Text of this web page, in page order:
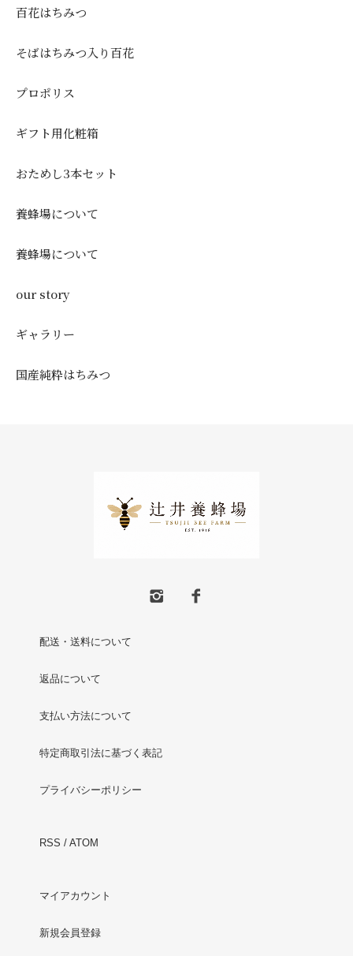
百花はちみつ
そばはちみつ入り百花
プロポリス
ギフト用化粧箱
おためし3本セット
養蜂場について
養蜂場について
our story
ギャラリー
国産純粋はちみつ
配送・送料について
返品について
支払い方法について
特定商取引法に基づく表記
プライバシーポリシー
RSS / ATOM
マイアカウント
新規会員登録